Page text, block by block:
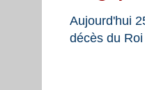
Aujourd'hui
décès du Roi